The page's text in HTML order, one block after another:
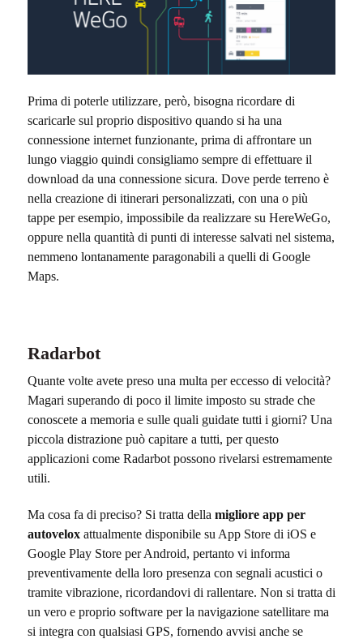
Prima di poterle utilizzare, però, bisogna ricordare di
scaricarle sul proprio dispositivo quando si ha una
connessione internet funzionante, prima di affrontare un
lungo viaggio quindi consigliamo sempre di effettuare il
download da una connessione sicura. Dove perde terreno è
nella creazione di itinerari personalizzati, con una o più
tappe per esempio, impossibile da realizzare su HereWeGo,
oppure nella quantità di punti di interesse salvati nel sistema,
nemmeno lontanamente paragonabili a quelli di Google
Maps.
Radarbot
Quante volte avete preso una multa per eccesso di velocità?
Magari superando di poco il limite imposto su strade che
conoscete a memoria e sulle quali guidate tutti i giorni? Una
piccola distrazione può capitare a tutti, per questo
applicazioni come Radarbot possono rivelarsi estremamente
utili.
Ma cosa fa di preciso? Si tratta della migliore app per
autovelox attualmente disponibile su App Store di iOS e
Google Play Store per Android, pertanto vi informa
preventivamente della loro presenza con segnali acustici o
tramite vibrazione, ricordandovi di rallentare. Non si tratta di
un vero e proprio software per la navigazione satellitare ma
si integra con qualsiasi GPS, fornendo avvisi anche se